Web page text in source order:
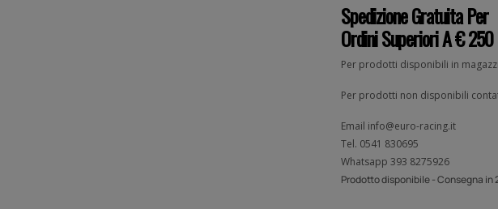
Spedizione Gratuita Per
Ordini Superiori A € 250
Per prodotti disponibili in
Per prodotti non disponibili
Email info@euro-racing.it
Tel. 0541 830695
Whatsapp 393 8275926
Prodotto disponibile - Consegna in